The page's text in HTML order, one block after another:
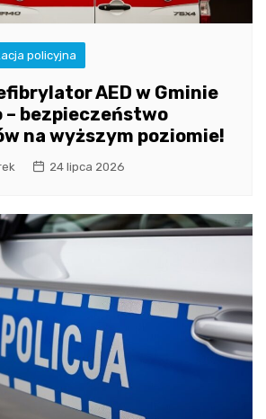
policyjna
AED w Gminie
– bezpieczeństwo
na wyższym poziomie!
24 lipca 2026